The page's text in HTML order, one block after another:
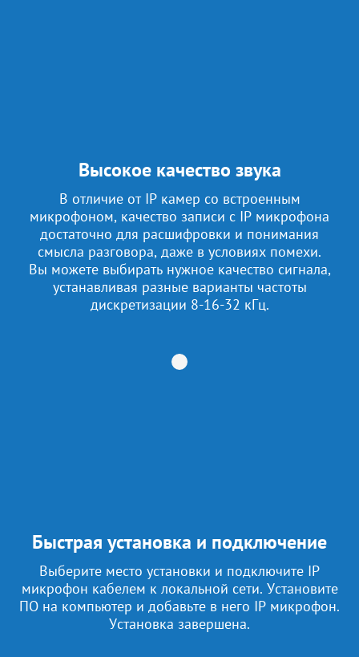
Высокое качество звука
В отличие от IP камер со встроенным
микрофоном, качество записи с IP микрофона
достаточно для расшифровки и понимания
смысла разговора, даже в условиях помехи.
Вы можете выбирать нужное качество сигнала,
устанавливая разные варианты частоты
дискретизации 8-16-32 кГц.
Быстрая установка и подключение
Выберите место установки и подключите IP
микрофон кабелем к локальной сети. Установите
ПО на компьютер и добавьте в него IP микрофон.
Установка завершена.